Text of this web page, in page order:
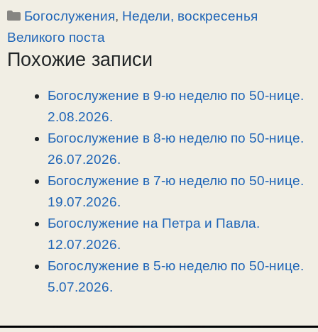
p
y
L
l
e
g
a
c
e
b
п
р
а
Рубрики
Богослужения, Недели, воскресенья
Великого поста
Похожие записи
Богослужение в 9-ю неделю по 50-нице.
2.08.2026.
Богослужение в 8-ю неделю по 50-нице.
26.07.2026.
Богослужение в 7-ю неделю по 50-нице.
19.07.2026.
Богослужение на Петра и Павла.
12.07.2026.
Богослужение в 5-ю неделю по 50-нице.
5.07.2026.